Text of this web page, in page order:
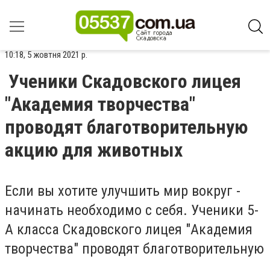
10:18, 5 жовтня 2021 р.
Ученики Скадовского лицея
"Академия творчества"
проводят благотворительную
акцию для животных
Если вы хотите улучшить мир вокруг -
начинать необходимо с себя. Ученики 5-
А класса Скадовского лицея "Академия
творчества" проводят благотворительную